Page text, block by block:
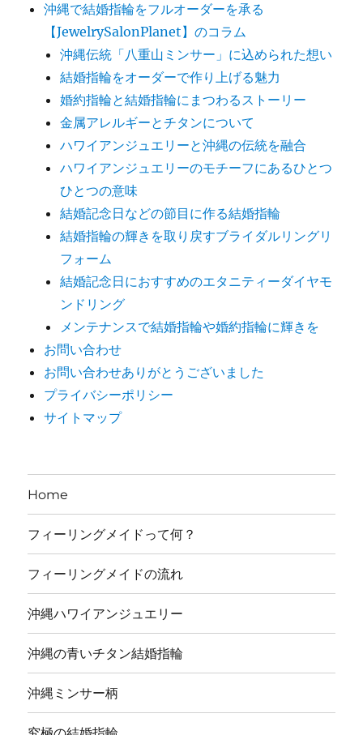
沖縄で結婚指輪をフルオーダーを承る
【JewelrySalonPlanet】のコラム
沖縄伝統「八重山ミンサー」に込められた想い
結婚指輪をオーダーで作り上げる魅力
婚約指輪と結婚指輪にまつわるストーリー
金属アレルギーとチタンについて
ハワイアンジュエリーと沖縄の伝統を融合
ハワイアンジュエリーのモチーフにあるひとつ
ひとつの意味
結婚記念日などの節目に作る結婚指輪
結婚指輪の輝きを取り戻すブライダルリングリ
フォーム
結婚記念日におすすめのエタニティーダイヤモ
ンドリング
メンテナンスで結婚指輪や婚約指輪に輝きを
お問い合わせ
お問い合わせありがとうございました
プライバシーポリシー
サイトマップ
Home
フィーリングメイドって何？
フィーリングメイドの流れ
沖縄ハワイアンジュエリー
沖縄の青いチタン結婚指輪
沖縄ミンサー柄